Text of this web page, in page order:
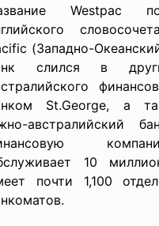
Westpac
(Западно-
слился в
St.George, а
австралийский
10
почти 1,100